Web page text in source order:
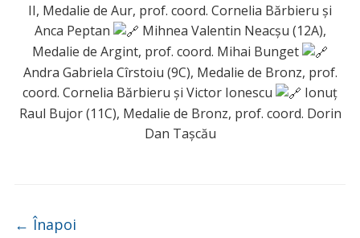
II, Medalie de Aur, prof. coord. Cornelia Bărbieru și
Anca Peptan
Mihnea Valentin Neacşu (12A),
Medalie de Argint, prof. coord. Mihai Bunget
Andra Gabriela Cîrstoiu (9C), Medalie de Bronz, prof.
coord. Cornelia Bărbieru și Victor Ionescu
Ionuţ
Raul Bujor (11C), Medalie de Bronz, prof. coord. Dorin
Dan Tașcău
Navigare
← Înapoi